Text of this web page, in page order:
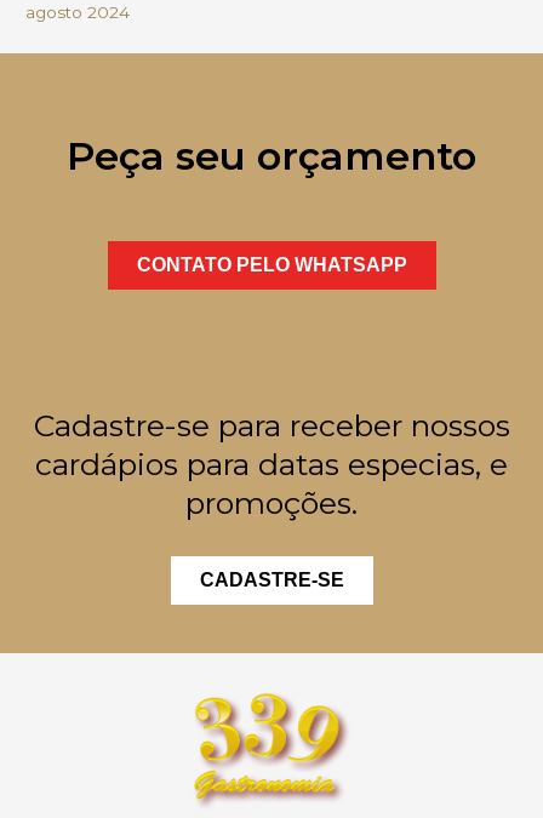
agosto 2024
Peça seu orçamento
CONTATO PELO WHATSAPP
Cadastre-se para receber nossos
cardápios para datas especias, e
promoções.
CADASTRE-SE